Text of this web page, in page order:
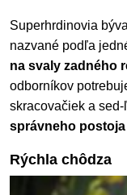
Superhrdinovia
nazvané podľa
na svaly zadného
odborníkov
skracovačiek a
správneho
Rýchla chôdza